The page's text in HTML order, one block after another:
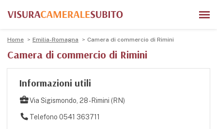
Home Emilia-Romagna Camera di commercio di Rimini
Camera di commercio di Rimini
Informazioni utili
Via Sigismondo, 28 - Rimini (RN)
Telefono 0541 363711